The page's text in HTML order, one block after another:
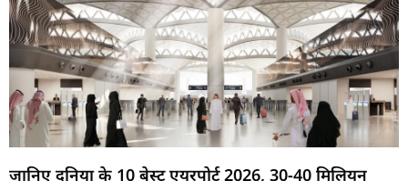
जानिए दुनिया के 10 बेस्ट एयरपोर्ट 2026, 30-40 मिलियन